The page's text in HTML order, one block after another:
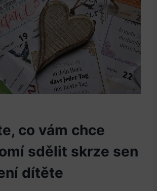
co vám chce⁤
sdělit​ skrze sen
dítěte